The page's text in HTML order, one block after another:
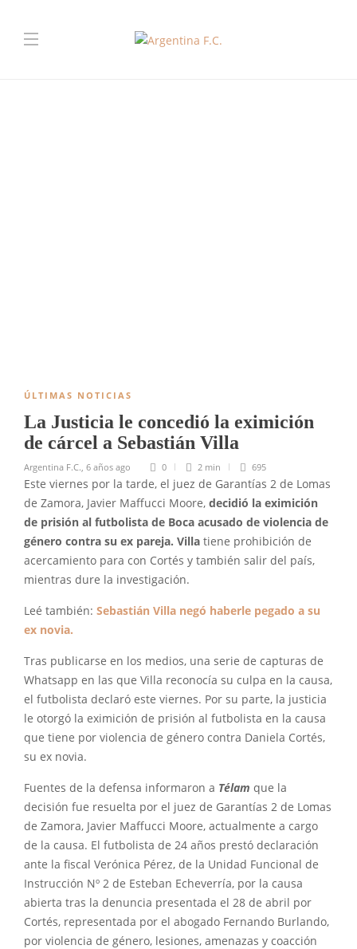
ÚLTIMAS NOTICIAS
La Justicia le concedió la eximición
de cárcel a Sebastián Villa
Argentina F.C., 6 años ago 0 2 min 695
Este viernes por la tarde, el juez de Garantías 2 de Lomas
de Zamora, Javier Maffucci Moore, decidió la eximición
de prisión al futbolista de Boca acusado de violencia de
género contra su ex pareja. Villa tiene prohibición de
acercamiento para con Cortés y también salir del país,
mientras dure la investigación.
Leé también: Sebastián Villa negó haberle pegado a su
ex novia.
Tras publicarse en los medios, una serie de capturas de
Whatsapp en las que Villa reconocía su culpa en la causa,
el futbolista declaró este viernes. Por su parte, la justicia
le otorgó la eximición de prisión al futbolista en la causa
que tiene por violencia de género contra Daniela Cortés,
su ex novia.
Fuentes de la defensa informaron a Télam que la
decisión fue resuelta por el juez de Garantías 2 de Lomas
de Zamora, Javier Maffucci Moore, actualmente a cargo
de la causa. El futbolista de 24 años prestó declaración
ante la fiscal Verónica Pérez, de la Unidad Funcional de
Instrucción Nº 2 de Esteban Echeverría, por la causa
abierta tras la denuncia presentada el 28 de abril por
Cortés, representada por el abogado Fernando Burlando,
por violencia de género, lesiones, amenazas y coacción